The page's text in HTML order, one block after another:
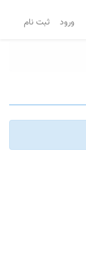
ورود ثبت نام